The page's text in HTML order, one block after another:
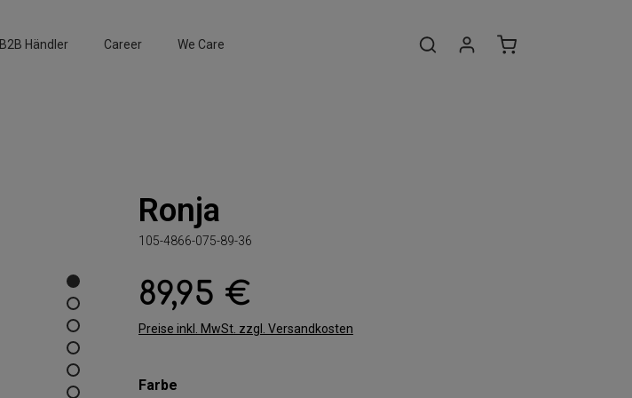
B2B Händler Career We Care
Ronja
105-4866-075-89-36
Regulärer Preis:
89,95 €
Preise inkl. MwSt. zzgl. Versandkosten
Farbe